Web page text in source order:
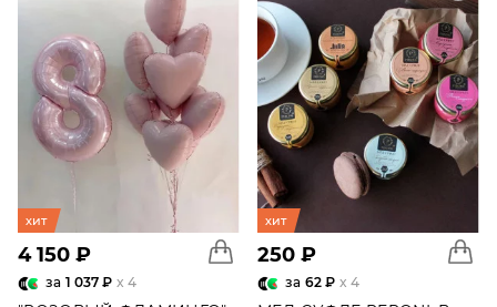
хит
4 150 ₽
за 1 037 ₽ x 4
хит
250 ₽
за 62 ₽ x 4